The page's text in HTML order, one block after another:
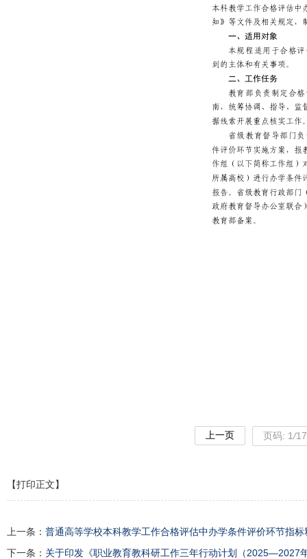
上一页 页码: 1/17
【打印正文】
上一条： 普通高等学校本科教学工作合格评估中办学条件评价环节指
下一条： 关于印发《职业教育教科研工作三年行动计划（2025—2027